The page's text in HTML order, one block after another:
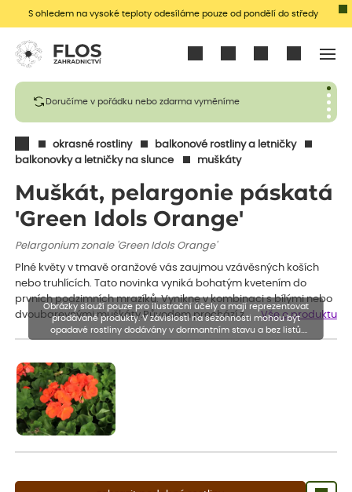
S ohledem na vysoké teploty odesíláme pouze od pondělí do středy
Doručíme v pořádku nebo zdarma vyměníme
okrasné rostliny
balkonové rostliny a letničky
balkonovky a letničky na slunce
muškáty
Muškát, pelargonie páskatá
'Green Idols Orange'
Pelargonium zonale 'Green Idols Orange'
Plné květy v tmavě oranžové vás zaujmou vzávěsných koších
nebo truhlících. Tato novinka vyniká bohatým kvetením do
prvních podzimních mrazíků. Vynikne v kombinaci s bílými nebo
dvoubarevnými muškáty.Původem prochází z…
Vše o produktu
Obrázky slouží pouze pro ilustrační účely a mají reprezentovat
prodávané produkty. V závislosti na sezónnosti mohou být
opadavé rostliny dodávány v dormantním stavu a bez listů.
Rostliny mohou být také sestřiženy níže, než je uvedená výška,